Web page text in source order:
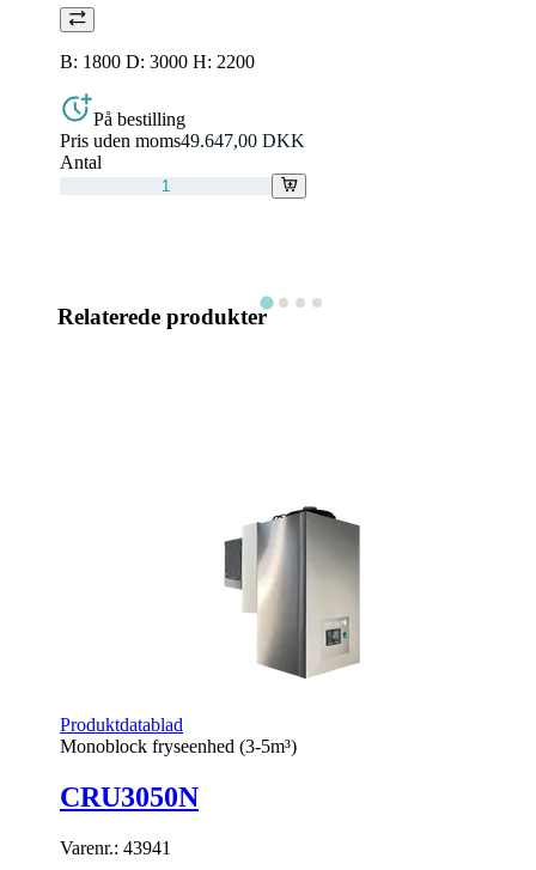
B: 1800 D: 3000 H: 2200
På bestilling
Pris uden moms49.647,00 DKK
Antal
Relaterede produkter
Produktdatablad
Monoblock fryseenhed (3-5m³)
CRU3050N
Varenr.: 43941